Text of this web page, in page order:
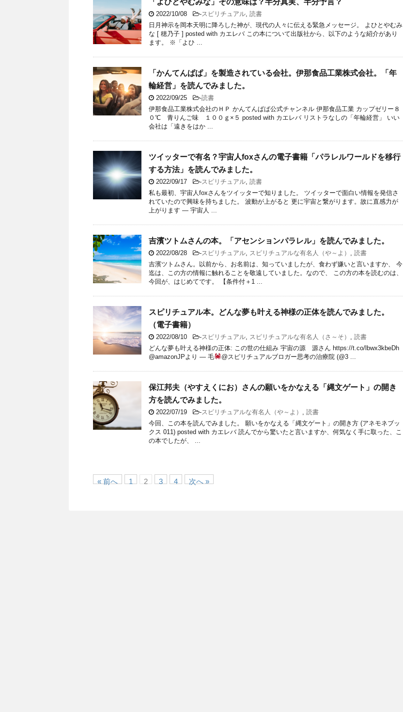
「よひとやむみな」その意味は？半分真実、半分予言？
2022/10/08 -スピリチュアル, 読書
日月神示を岡本天明に降ろした神が、現代の人々に伝える緊急メッセージ。 よひとやむみ
な [ 穂乃子 ] posted with カエレバ この本について出版社から、以下のような紹介があり
ます。 ※「よひ ...
「かんてんぱぱ」を製造されている会社。伊那食品工業株式会社。「年
輪経営」を読んでみました。
2022/09/25 -読書
伊那食品工業株式会社のＨＰ かんてんぱぱ公式チャンネル 伊那食品工業 カップゼリー８
０℃ 青りんご味 １００ｇ×５ posted with カエレバ リストラなしの「年輪経営」 いい
会社は「遠きをはか ...
ツイッターで有名？宇宙人foxさんの電子書籍「パラレルワールドを移行
する方法」を読んでみました。
2022/09/17 -スピリチュアル, 読書
私も最初、宇宙人foxさんをツイッターで知りました。 ツイッターで面白い情報を発信さ
れていたので興味を持ちました。 波動が上がると 更に宇宙と繋がります。故に直感力が
上がります — 宇宙人 ...
吉濱ツトムさんの本。「アセンションパラレル」を読んでみました。
2022/08/28 -スピリチュアル, スピリチュアルな有名人（や～よ） , 読書
吉濱ツトムさん。以前から、お名前は、知っていましたが、食わず嫌いと言いますか、 今
迄は、この方の情報に触れることを敬遠していました。なので、 この方の本を読むのは、
今回が、はじめてです。 【条件付＋1 ...
スピリチュアル本。どんな夢も叶える神様の正体を読んでみました。
（電子書籍）
2022/08/10 -スピリチュアル, スピリチュアルな有名人（さ～そ） , 読書
どんな夢も叶える神様の正体: この世の仕組み 宇宙の源 源さん https://t.co/lbwx3kbeDh
@amazonJPより — 毛
@スピリチュアルブロガー思考の治療院 (@3 ...
保江邦夫（やすえくにお）さんの願いをかなえる「縄文ゲート」の開き
方を読んでみました。
2022/07/19 -スピリチュアルな有名人（や～よ） , 読書
今回、この本を読んでみました。 願いをかなえる「縄文ゲート」の開き方 (アネモネブッ
クス 011) posted with カエレバ 読んでから驚いたと言いますか、何気なく手に取った、こ
の本でしたが、 ...
« 前へ 1 2 3 4 次へ »